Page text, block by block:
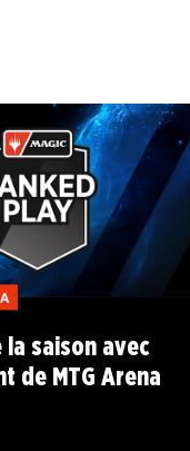
la saison avec
de MTG Arena